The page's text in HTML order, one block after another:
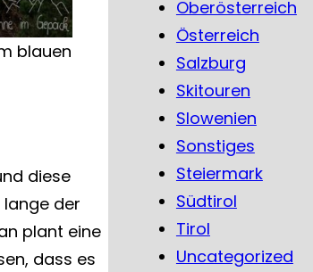
blauen
diese
der
plant eine
dass es
Oberösterreich
Österreich
Salzburg
Skitouren
Slowenien
Sonstiges
Steiermark
Südtirol
Tirol
Uncategorized